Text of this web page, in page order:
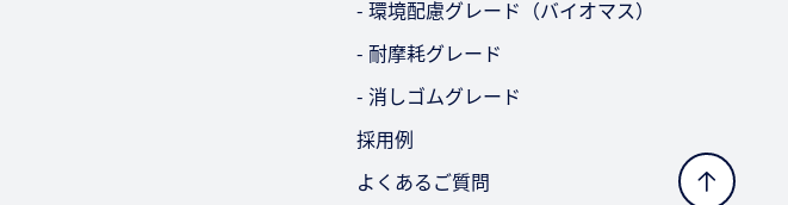
- 環境配慮グレード（バイオマス）
- 耐摩耗グレード
- 消しゴムグレード
採用例
よくあるご質問